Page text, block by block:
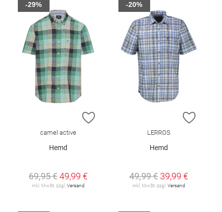
ZUR WUNSCHLISTE HINZUFÜGEN
camel active
Hemd
69,95 €49,99 €
inkl. MwSt. zzgl.Versand
-29%
ZUR
LERROS
Hemd
49,99 € 39,99 €
inkl. MwSt. zzgl.Versand
-20%